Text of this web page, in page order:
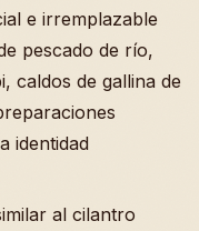
e irremplazable
pescado de río,
caldos de gallina de
identidad
al cilantro